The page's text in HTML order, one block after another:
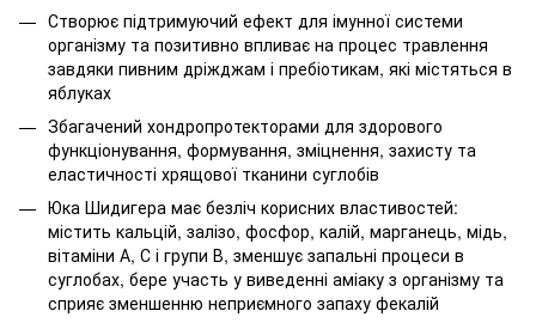
Створює підтримуючий ефект для імунної системи
організму та позитивно впливає на процес травлення
завдяки пивним дріжджам і пребіотикам, які містяться в
яблуках
Збагачений хондропротекторами для здорового
функціонування, формування, зміцнення, захисту та
еластичності хрящової тканини суглобів
Юка Шидигера має безліч корисних властивостей:
містить кальцій, залізо, фосфор, калій, марганець, мідь,
вітаміни А, С і групи В, зменшує запальні процеси в
суглобах, бере участь у виведенні аміаку з організму та
сприяє зменшенню неприємного запаху фекалій